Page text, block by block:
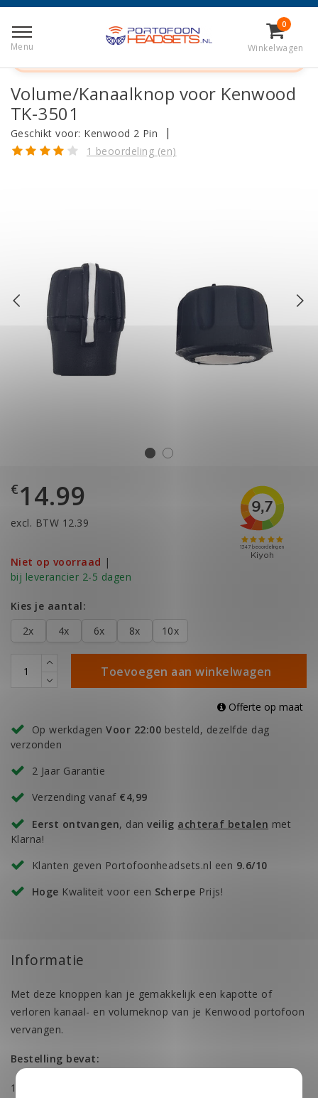
Menu
0
Winkelwagen
Volume/Kanaalknop voor Kenwood TK-3501
Volume/Kanaalknop voor Kenwood
TK-3501
Geschikt voor: Kenwood 2 Pin |
1 beoordeling (en)
€14.99
excl. BTW 12.39
Niet op voorraad |
bij leverancier 2-5 dagen
Kies je aantal:
2x
4x 6x 8x 10x
Toevoegen aan winkelwagen
Offerte op maat
Op werkdagenVoor 22:00 besteld, dezelfde dag
verzonden
2 Jaar Garantie
Verzending vanaf €4,99
Eerst ontvangen, danveilig achteraf betalen met
Klarna!
Klanten geven Portofoonheadsets.nl een 9.6/10
Hoge Kwaliteit voor een Scherpe Prijs!
Informatie
Met deze knoppen kan je gemakkelijk een kapotte of
verloren kanaal- en volumeknop van je Kenwood portofoon
vervangen.
Bestelling bevat:
1x Volume knop